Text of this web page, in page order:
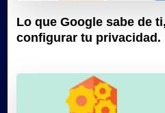
Lo que Google sabe de
configurar tu privacidad.